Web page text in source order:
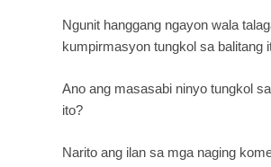
Ngunit hanggang ngayon wala
kumpirmasyon tungkol sa balitang
Ano ang masasabi ninyo tungkol
ito?
Narito ang ilan sa mga naging